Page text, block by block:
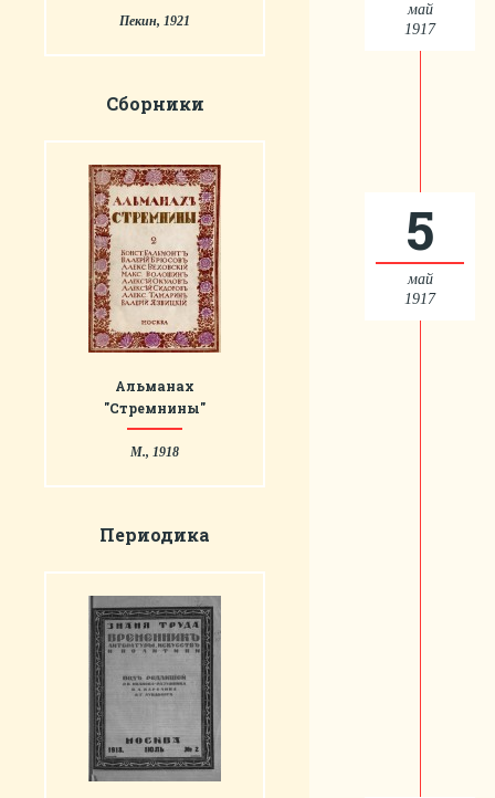
Пекин, 1921
Сборники
Альманах
"Стремнины"
М., 1918
Периодика
май
1917
5
май
1917